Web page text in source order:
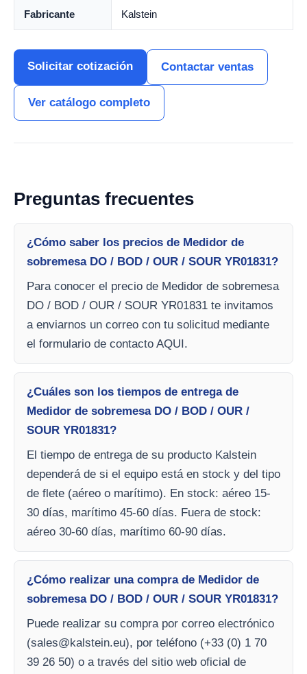
Fabricante Kalstein
Solicitar cotización Contactar ventas
Ver catálogo completo
Preguntas frecuentes
¿Cómo saber los precios de Medidor de
sobremesa DO / BOD / OUR / SOUR YR01831?
Para conocer el precio de Medidor de sobremesa
DO / BOD / OUR / SOUR YR01831 te invitamos
a enviarnos un correo con tu solicitud mediante
el formulario de contacto AQUI.
¿Cuáles son los tiempos de entrega de
Medidor de sobremesa DO / BOD / OUR /
SOUR YR01831?
El tiempo de entrega de su producto Kalstein
dependerá de si el equipo está en stock y del tipo
de flete (aéreo o marítimo). En stock: aéreo 15-
30 días, marítimo 45-60 días. Fuera de stock:
aéreo 30-60 días, marítimo 60-90 días.
¿Cómo realizar una compra de Medidor de
sobremesa DO / BOD / OUR / SOUR YR01831?
Puede realizar su compra por correo electrónico
(sales@kalstein.eu), por teléfono (+33 (0) 1 70
39 26 50) o a través del sitio web oficial de